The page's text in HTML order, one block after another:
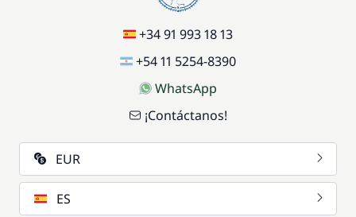
—
—
Kit de bienvenida —
Motor fueraborda
+34 91 993 18 13
+54 11 5254-8390
WhatsApp
¡Contáctanos!
EUR
ES